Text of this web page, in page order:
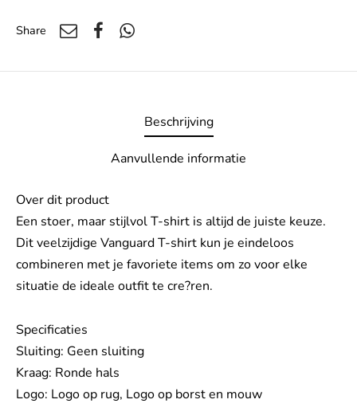
Share
Beschrijving
Aanvullende informatie
Over dit product
Een stoer, maar stijlvol T-shirt is altijd de juiste keuze.
Dit veelzijdige Vanguard T-shirt kun je eindeloos
combineren met je favoriete items om zo voor elke
situatie de ideale outfit te cre?ren.
Specificaties
Sluiting: Geen sluiting
Kraag: Ronde hals
Logo: Logo op rug, Logo op borst en mouw